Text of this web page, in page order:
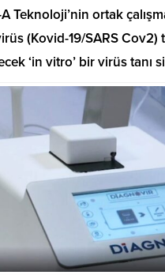
Teknoloji’nin ortak
(Kovid-19/SARS Cov2)
‘in vitro’ bir virüs tanı